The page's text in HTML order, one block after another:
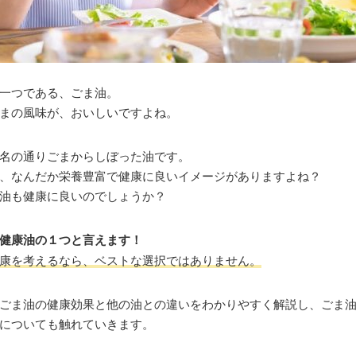
つである、ごま油。
の風味が、おいしいですよね。
の通りごまからしぼった油です。
なんだか栄養豊富で健康に良いイメージがありますよね？
も健康に良いのでしょうか？
康油の１つと言えます！
を考えるなら、ベストな選択ではありません。
ま油の健康効果と他の油との違いをわかりやすく解説し、ごま
ついても触れていきます。